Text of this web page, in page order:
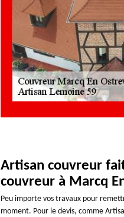
Artisan couvreur
couvreur à Marcq
Peu importe vos travaux pour
moment. Pour le devis, comme